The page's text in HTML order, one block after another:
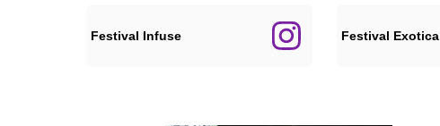
Festival Infuse Festival Exotica